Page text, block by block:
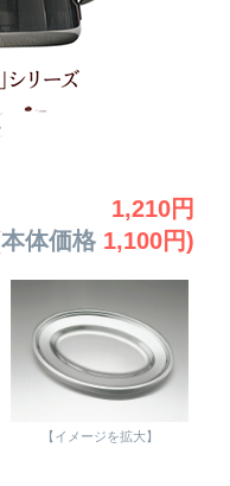
1,210円
本体価格 1,100円)
【イメージを拡大】